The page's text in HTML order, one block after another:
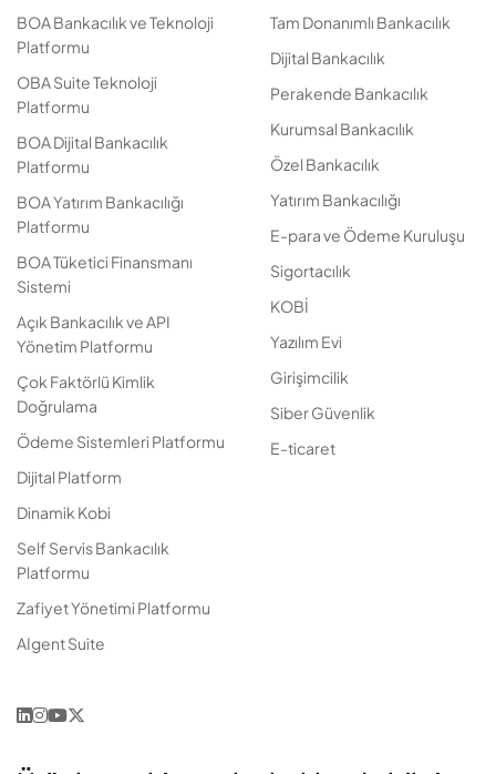
BOA Bankacılık ve Teknoloji
Platformu
OBA Suite Teknoloji
Platformu
BOA Dijital Bankacılık
Platformu
BOA Yatırım Bankacılığı
Platformu
BOA Tüketici Finansmanı
Sistemi
Açık Bankacılık ve API
Yönetim Platformu
Çok Faktörlü Kimlik
Doğrulama
Ödeme Sistemleri Platformu
Dijital Platform
Dinamik Kobi
Self Servis Bankacılık
Platformu
Zafiyet Yönetimi Platformu
AIgent Suite
Tam Donanımlı Bankacılık
Dijital Bankacılık
Perakende Bankacılık
Kurumsal Bankacılık
Özel Bankacılık
Yatırım Bankacılığı
E-para ve Ödeme Kuruluşu
Sigortacılık
KOBİ
Yazılım Evi
Girişimcilik
Siber Güvenlik
E-ticaret